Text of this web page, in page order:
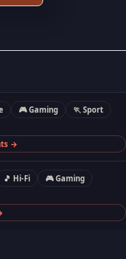
🎮 Gaming
🏃 Sport
→
🎵 Hi-Fi
🎮 Gaming